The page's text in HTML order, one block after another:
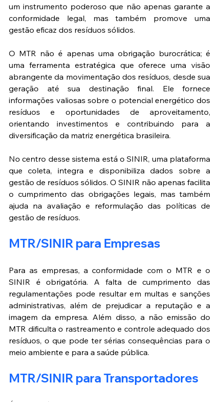
um instrumento poderoso que não apenas garante a
conformidade legal, mas também promove uma
gestão eficaz dos resíduos sólidos.
O MTR não é apenas uma obrigação burocrática; é
uma ferramenta estratégica que oferece uma visão
abrangente da movimentação dos resíduos, desde sua
geração até sua destinação final. Ele fornece
informações valiosas sobre o potencial energético dos
resíduos e oportunidades de aproveitamento,
orientando investimentos e contribuindo para a
diversificação da matriz energética brasileira.
No centro desse sistema está o SINIR, uma plataforma
que coleta, integra e disponibiliza dados sobre a
gestão de resíduos sólidos. O SINIR não apenas facilita
o cumprimento das obrigações legais, mas também
ajuda na avaliação e reformulação das políticas de
gestão de resíduos.
MTR/SINIR para Empresas
Para as empresas, a conformidade com o MTR e o
SINIR é obrigatória. A falta de cumprimento das
regulamentações pode resultar em multas e sanções
administrativas, além de prejudicar a reputação e a
imagem da empresa. Além disso, a não emissão do
MTR dificulta o rastreamento e controle adequado dos
resíduos, o que pode ter sérias consequências para o
meio ambiente e para a saúde pública.
MTR/SINIR para Transportadores